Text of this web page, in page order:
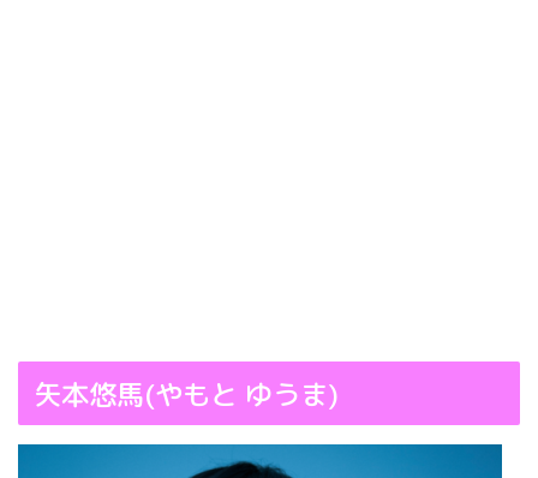
矢本悠馬(やもと ゆうま)